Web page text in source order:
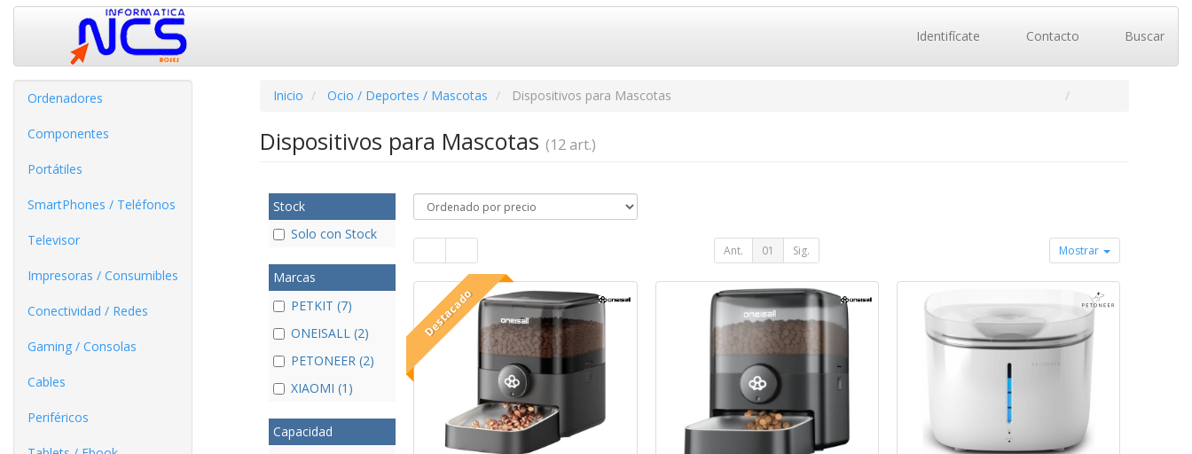
Identifícate Contacto Buscar
Ordenadores
Componentes
Portátiles
SmartPhones / Teléfonos
Televisor
Impresoras / Consumibles
Conectividad / Redes
Gaming / Consolas
Cables
Periféricos
Inicio Ocio / Deportes / Mascotas Dispositivos para Mascotas
Dispositivos para Mascotas (12 art.)
Stock
Solo con Stock
Marcas
PETKIT (7)
ONEISALL (2)
PETONEER (2)
XIAOMI (1)
Capacidad
Ant. 01 Sig. Mostrar
Destacado